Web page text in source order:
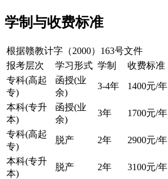
学制与收费标准
根据赣教计字（2000）163号文件
报考层次
学习形式 学制 收费标准
专科(高起
专)
函授(业
余)
3-4年 1400元/年
本科(专升
本)
函授(业
余)
3年 1700元/年
专科(高起
专)
脱产 2年 2900元/年
本科(专升
本)
脱产 2年 3100元/年